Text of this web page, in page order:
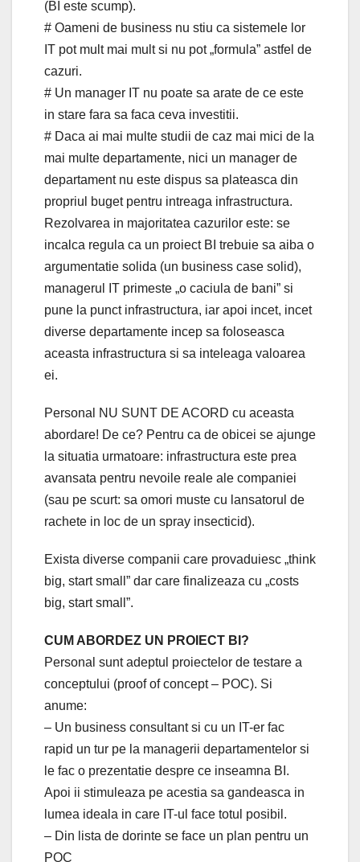
(BI este scump).
# Oameni de business nu stiu ca sistemele lor
IT pot mult mai mult si nu pot „formula” astfel de
cazuri.
# Un manager IT nu poate sa arate de ce este
in stare fara sa faca ceva investitii.
# Daca ai mai multe studii de caz mai mici de la
mai multe departamente, nici un manager de
departament nu este dispus sa plateasca din
propriul buget pentru intreaga infrastructura.
Rezolvarea in majoritatea cazurilor este: se
incalca regula ca un proiect BI trebuie sa aiba o
argumentatie solida (un business case solid),
managerul IT primeste „o caciula de bani” si
pune la punct infrastructura, iar apoi incet, incet
diverse departamente incep sa foloseasca
aceasta infrastructura si sa inteleaga valoarea
ei.
Personal NU SUNT DE ACORD cu aceasta
abordare! De ce? Pentru ca de obicei se ajunge
la situatia urmatoare: infrastructura este prea
avansata pentru nevoile reale ale companiei
(sau pe scurt: sa omori muste cu lansatorul de
rachete in loc de un spray insecticid).
Exista diverse companii care provaduiesc „think
big, start small” dar care finalizeaza cu „costs
big, start small”.
CUM ABORDEZ UN PROIECT BI?
Personal sunt adeptul proiectelor de testare a
conceptului (proof of concept – POC). Si
anume:
– Un business consultant si cu un IT-er fac
rapid un tur pe la managerii departamentelor si
le fac o prezentatie despre ce inseamna BI.
Apoi ii stimuleaza pe acestia sa gandeasca in
lumea ideala in care IT-ul face totul posibil.
– Din lista de dorinte se face un plan pentru un
POC